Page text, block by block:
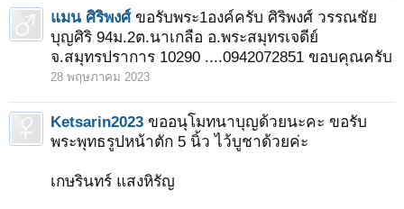
แมน ศิริพงศ์ ขอรับพระ1องค์ครับ ศิริพงศ์ วรรณชัย
บุญศิริ 94ม.2ต.นาเกลือ อ.พระสมุทรเจดีย์
จ.สมุทรปราการ 10290 ....0942072851 ขอบคุณครับ
28 พฤษภาคม 2023
Ketsarin2023 ขออนุโมทนาบุญด้วยนะคะ ขอรับ
พระพุทธรูปหน้าตัก 5 นิ้ว ไว้บูชาด้วยค่ะ
เกษรินทร์ แสงหิรัญ